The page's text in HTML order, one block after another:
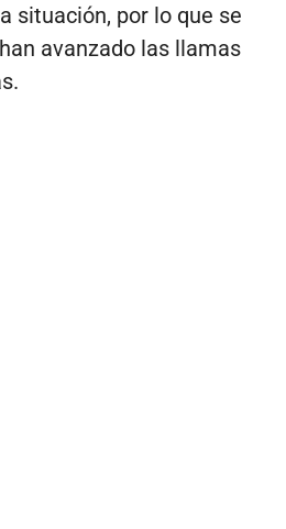
situación, por lo que se
avanzado las llamas